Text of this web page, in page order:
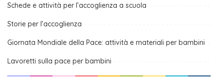
Schede e attività per l’accoglienza a scuola
Storie per l’accoglienza
Giornata Mondiale della Pace: attività e materiali per bambini
Lavoretti sulla pace per bambini